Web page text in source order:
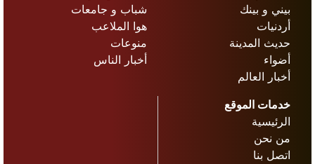
بيني و بينك
أردنيات
حديث المدينة
أضواء
أخبار العالم
شباب و جامعات
هوا الملاعب
منوعات
أخبار الناس
خدمات الموقع
الرئيسية
من نحن
اتصل بنا